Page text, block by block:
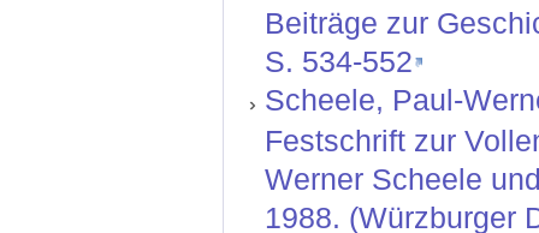
Beiträge zur
S. 534-552
Scheele, Paul-
Festschrift zur
Werner Scheele
1988. (Würzburger